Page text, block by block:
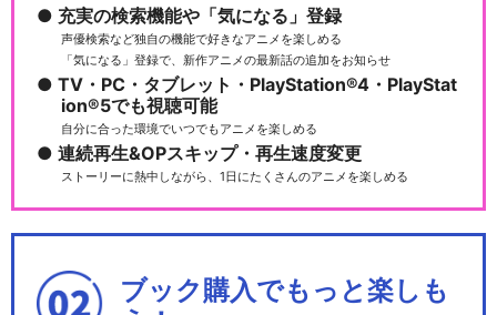
充実の検索機能や「気になる」登録
声優検索など独自の機能で好きなアニメを楽しめる
「気になる」登録で、新作アニメの最新話の追加をお知らせ
TV・PC・タブレット・PlayStation®4・PlayStat
ion®5でも視聴可能
自分に合った環境でいつでもアニメを楽しめる
連続再生&OPスキップ・再生速度変更
ストーリーに熱中しながら、1日にたくさんのアニメを楽しめる
ブック購入でもっと楽しも